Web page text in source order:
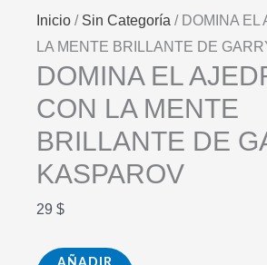
Inicio / Sin Categoría / DOMINA EL
LA MENTE BRILLANTE DE
DOMINA EL
CON LA MENTE
BRILLANTE DE
KASPAROV
29 $
DOMINA